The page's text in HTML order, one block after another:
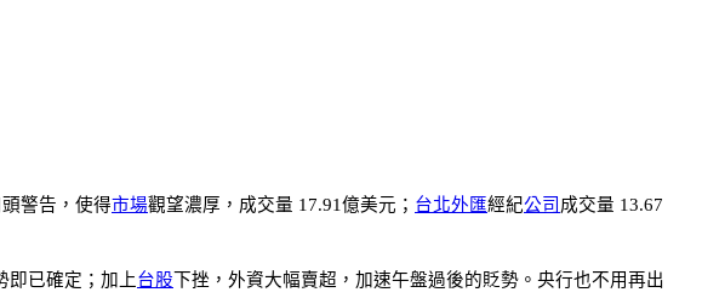
警告，使得市場觀望濃厚，成交量 17.91億美元； 台北外匯經紀公司 成交量 13.67
即已確定；加上台股下挫，外資大幅賣超，加速午盤過後的貶勢。央行也不用再出